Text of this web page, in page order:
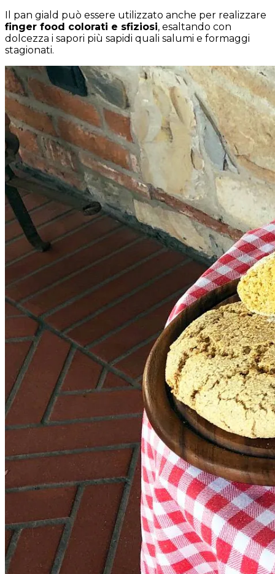
Il pan giald può essere utilizzato anche per realizzare
finger food colorati e sfiziosi, esaltando con
dolcezza i sapori più sapidi quali salumi e formaggi
stagionati.